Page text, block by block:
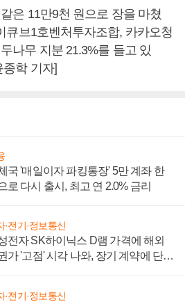
은 11만9천 원으로 장을 마쳤
큐브1호벤처투자조합, 카카오청
나무 지분 21.3%를 들고 있
학 기자]
국 '매일이자 파킹통장' 5만 계좌 한
로 다시 출시, 최고 연 2.0% 금리
·전기·정보통신
전자 SK하이닉스 D램 가격에 해외
가 '고점' 시각 나와, 장기 계약에 단점
·전기·정보통신